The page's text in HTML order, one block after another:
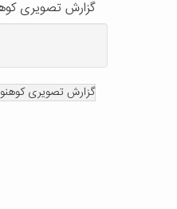
گزارش تصویری
گزارش تصویری